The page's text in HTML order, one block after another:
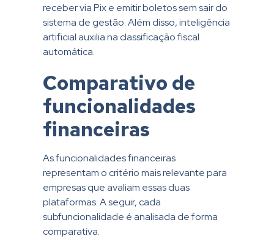
receber via Pix e emitir boletos sem sair do
sistema de gestão. Além disso, inteligência
artificial auxilia na classificação fiscal
automática.
Comparativo de
funcionalidades
financeiras
As funcionalidades financeiras
representam o critério mais relevante para
empresas que avaliam essas duas
plataformas. A seguir, cada
subfuncionalidade é analisada de forma
comparativa.